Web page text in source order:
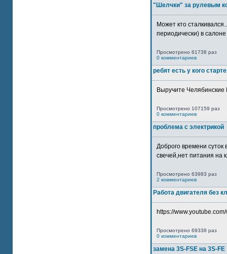
"Шелчки" за рулевым
Может кто
периодически) в
Просмотрено 61738 раз
0 комментариев
ребят есть у кого
Выручите
Просмотрено 107159 раз
0 комментариев
проблема с электрикой
Доброго времени суток
свечей,нет питания на
Просмотрено 63983 раз
2 комментариев
Работа двигателя без
https://
Просмотрено 69338 раз
0 комментариев
замена 3S-FSE на 3S-FE